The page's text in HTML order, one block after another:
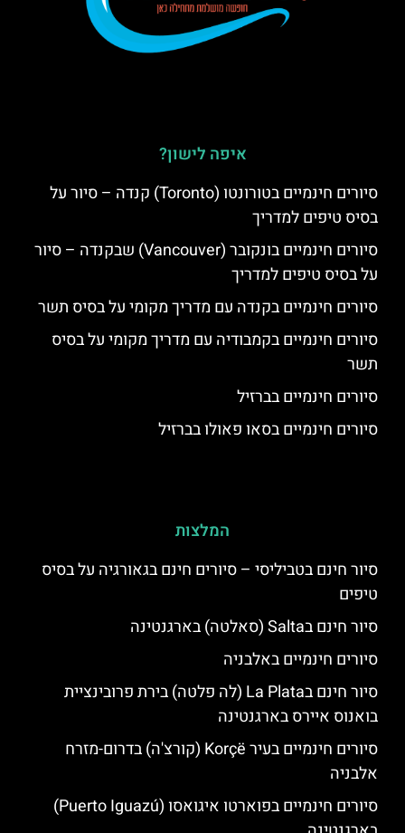
איפה לישון?
סיורים חינמיים בטורונטו (Toronto) קנדה – סיור על
בסיס טיפים למדריך
סיורים חינמיים בונקובר (Vancouver) שבקנדה – סיור
על בסיס טיפים למדריך
סיורים חינמיים בקנדה עם מדריך מקומי על בסיס תשר
סיורים חינמיים בקמבודיה עם מדריך מקומי על בסיס
תשר
סיורים חינמיים בברזיל
סיורים חינמיים בסאו פאולו בברזיל
המלצות
סיור חינם בטביליסי – סיורים חינם בגאורגיה על בסיס
טיפים
סיור חינם בSalta (סאלטה) בארגנטינה
סיורים חינמיים באלבניה
סיור חינם בLa Plata (לה פלטה) בירת פרובינציית
בואנוס איירס בארגנטינה
סיורים חינמיים בעיר Korçë (קורצ'ה) בדרום-מזרח
אלבניה
סיורים חינמיים בפוארטו איגואסו (Puerto Iguazú)